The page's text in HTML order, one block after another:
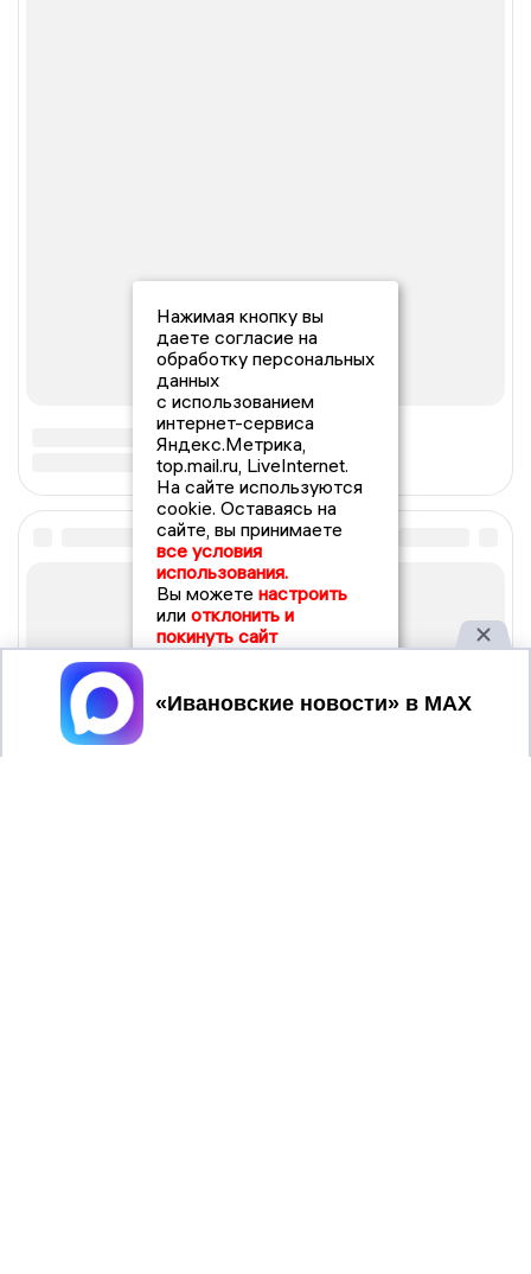
Нажимая кнопку вы
даете согласие на
обработку персональных
данных
с использованием
интернет-сервиса
Яндекс.Метрика,
top.mail.ru, LiveInternet.
На сайте используются
cookie. Оставаясь на
сайте, вы принимаете
все условия
использования.
Вы можете настроить
или отклонить и
покинуть сайт
Принять